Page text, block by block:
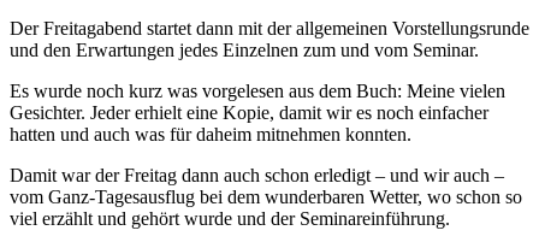
Der Freitagabend startet dann mit der allgemeinen Vorstellungsrunde
und den Erwartungen jedes Einzelnen zum und vom Seminar.
Es wurde noch kurz was vorgelesen aus dem Buch: Meine vielen
Gesichter. Jeder erhielt eine Kopie, damit wir es noch einfacher
hatten und auch was für daheim mitnehmen konnten.
Damit war der Freitag dann auch schon erledigt – und wir auch –
vom Ganz-Tagesausflug bei dem wunderbaren Wetter, wo schon so
viel erzählt und gehört wurde und der Seminareinführung.